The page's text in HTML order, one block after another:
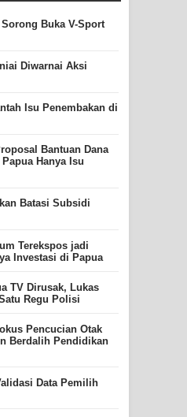
Buka V-Sport
Diwarnai Aksi
Isu Penembakan di
Bantuan Dana
Hanya Isu
Batasi Subsidi
Terekspos jadi
Investasi di Papua
TV Dirusak, Lukas
Regu Polisi
Pencucian Otak
Berdalih Pendidikan
Data Pemilih